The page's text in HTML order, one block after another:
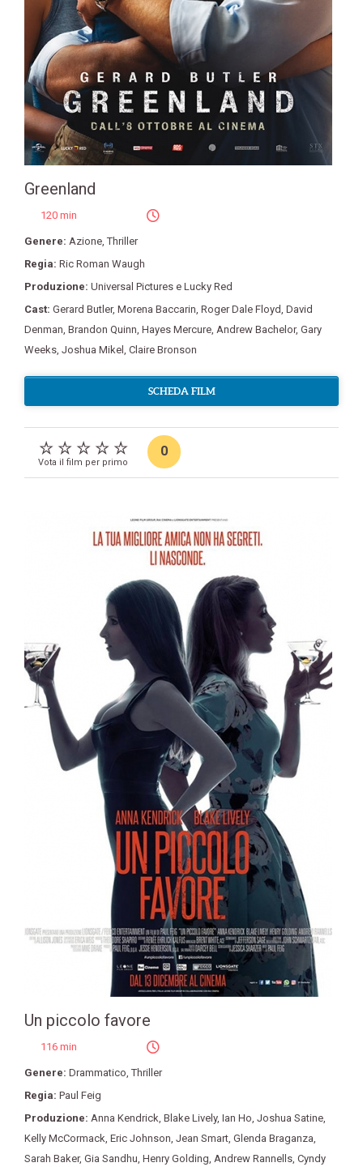
Greenland
120 min
Genere: Azione,Thriller
Regia: Ric Roman Waugh
Produzione: Universal Pictures e Lucky Red
Cast: Gerard Butler, Morena Baccarin, Roger Dale Floyd, David
Denman, Brandon Quinn, Hayes Mercure, Andrew Bachelor, Gary
Weeks, Joshua Mikel , Claire Bronson
SCHEDA FILM
Vota il film per primo
0
Un piccolo favore
116 min
Genere: Drammatico ,Thriller
Regia: Paul Feig
Produzione: Anna Kendrick Blake Lively, Ian Ho Joshua Satine
Kelly McCormack Eric Johnson Jean Smart Glenda Braganza
Sarah Baker, Gia Sandhu Henry Golding Andrew Rannells Cyndy